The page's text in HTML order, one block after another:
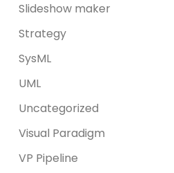
Slideshow maker
Strategy
SysML
UML
Uncategorized
Visual Paradigm
VP Pipeline